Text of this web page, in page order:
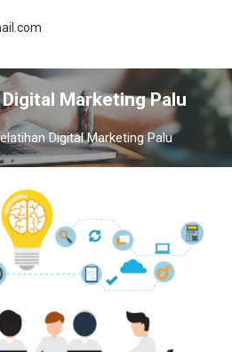
Marketing Palu
Digital Marketing Palu